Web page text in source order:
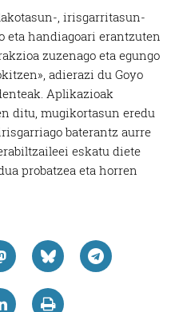
, irisgarritasun-
eta handiagoari erantzuten
zuzenago eta egungo
adierazi du Goyo
Aplikazioak
ditu, mugikortasun eredu
baterantz aurre
eskatu diete
probatzea eta horren